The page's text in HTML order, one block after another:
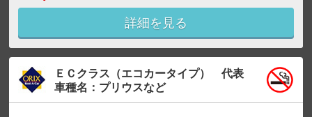
詳細を見る
ＥＣクラス（エコカータイプ） 代表
車種名：プリウスなど